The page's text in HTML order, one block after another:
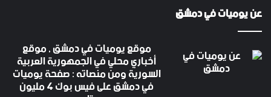
عن يوميات في دمشق
موقع يوميات في دمشق , موقع
أخباري محلي في الجمهورية العربية
السورية ومن منصاته : صفحة يوميات
في دمشق على فيس بوك 4 مليون